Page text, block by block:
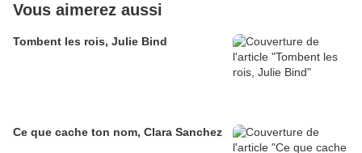
Vous aimerez aussi
Tombent les rois, Julie Bind
Ce que cache ton nom, Clara Sanchez